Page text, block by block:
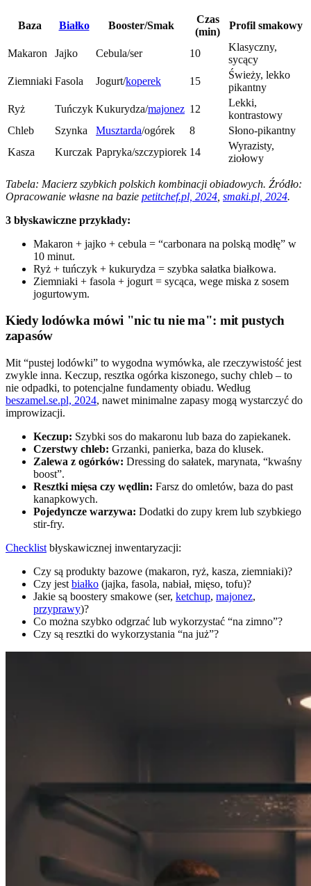
Baza Białko Booster/Smak
Czas
(min)
Profil smakowy
Makaron Jajko Cebula/ser 10
Klasyczny,
sycący
Ziemniaki Fasola Jogurt/koperek 15
Świeży, lekko
pikantny
Ryż
Tuńczyk Kukurydza/majonez 12
Lekki,
kontrastowy
Chleb
Szynka Musztarda/ogórek 8
Słono-pikantny
Kasza
Kurczak Papryka/szczypiorek 14
Wyrazisty,
ziołowy
Tabela: Macierz szybkich polskich kombinacji obiadowych. Źródło:
Opracowanie własne na bazie petitchef.pl, 2024 smaki.pl, 2024.
3 błyskawiczne przykłady:
Makaron + jajko + cebula = “carbonara na polską modłę” w
10 minut.
Ryż + tuńczyk + kukurydza = szybka sałatka białkowa.
Ziemniaki + fasola + jogurt = sycąca, wege miska z sosem
jogurtowym.
Kiedy lodówka mówi "nic tu nie ma": mit pustych
zapasów
Mit “pustej lodówki” to wygodna wymówka, ale rzeczywistość jest
zwykle inna. Keczup, resztka ogórka kiszonego, suchy chleb – to
nie odpadki, to potencjalne fundamenty obiadu. Według
beszamel.se.pl, 2024, nawet minimalne zapasy mogą wystarczyć do
improwizacji.
Keczup: Szybki sos do makaronu lub baza do zapiekanek.
Czerstwy chleb: Grzanki, panierka, baza do klusek.
Zalewa z ogórków: Dressing do sałatek, marynata, “kwaśny
boost”.
Resztki mięsa czy wędlin: Farsz do omletów, baza do past
kanapkowych.
Pojedyncze warzywa: Dodatki do zupy krem lub szybkiego
stir-fry.
Checklist błyskawicznej inwentaryzacji:
Czy są produkty bazowe (makaron, ryż, kasza, ziemniaki)?
Czy jest białko (jajka, fasola, nabiał, mięso, tofu)?
Jakie są boostery smakowe (ser, ketchup, majonez,
przyprawy)?
Co można szybko odgrzać lub wykorzystać “na zimno”?
Czy są resztki do wykorzystania “na już”?